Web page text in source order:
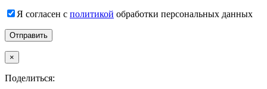
Я согласен с политикой обработки персональных данных
×
Поделиться: